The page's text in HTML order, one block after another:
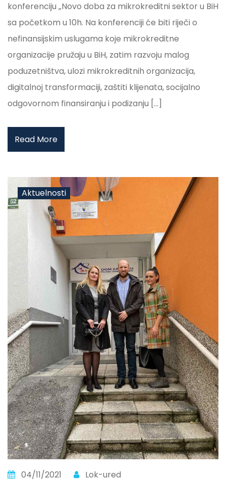
konferenciju „Novo doba za mikrokreditni sektor u BiH
sa početkom u 10h. Na konferenciji će biti riječi o
nefinansijskim uslugama koje mikrokreditne
organizacije pružaju u BiH, zatim razvoju malog
poduzetništva, ulozi mikrokreditnih organizacija,
digitalnoj transformaciji, zaštiti klijenata, socijalno
odgovornom finansiranju i podizanju […]
Read More
Aktuelnosti
04/11/2021 Lok-ured